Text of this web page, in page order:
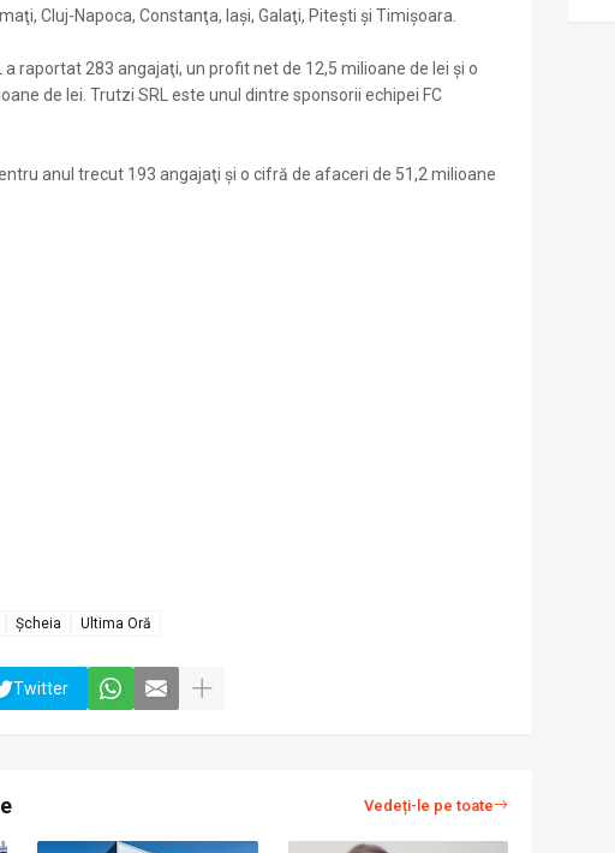
Cluj-Napoca, Constanţa, Iaşi, Galaţi, Piteşti și Timişoara.
a raportat 283 angajaţi, un profit net de 12,5 milioane de lei și o
de lei. Trutzi SRL este unul dintre sponsorii echipei FC
anul trecut 193 angajaţi şi o cifră de afaceri de 51,2 milioane
Șcheia Ultima Oră
Twitter
Vedeți-le pe toate